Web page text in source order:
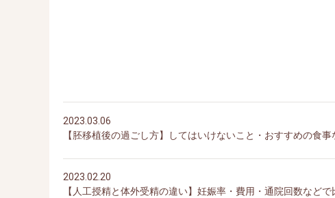
2023.03.06
【胚移植後の過ごし方】してはいけないこと・おすすめの食事
2023.02.20
【人工授精と体外受精の違い】妊娠率・費用・通院回数などで